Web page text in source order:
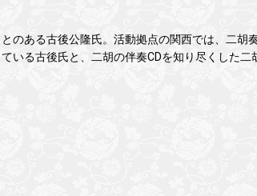
のある古後公隆氏。活動拠点の関西では、二胡
る古後氏と、二胡の伴奏CDを知り尽くした二